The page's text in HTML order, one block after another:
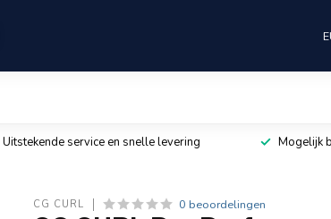
Uitstekende service en snelle levering Mogelijk
CG CURL 0 beoordelingen